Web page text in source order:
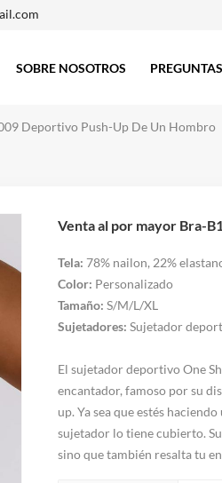
SOBRE NOSOTROS
Deportivo Push-Up De Un Hombro
Venta al por mayor Bra-
Tela: 78% nailon, 22%
Color: Personalizado
Tamaño: S/M/L/XL
Sujetadores: Sujetador
El sujetador deportivo One
encantador, famoso por su
up. Ya sea que estés
sujetador lo tiene cubierto.
sino que también resalta tu